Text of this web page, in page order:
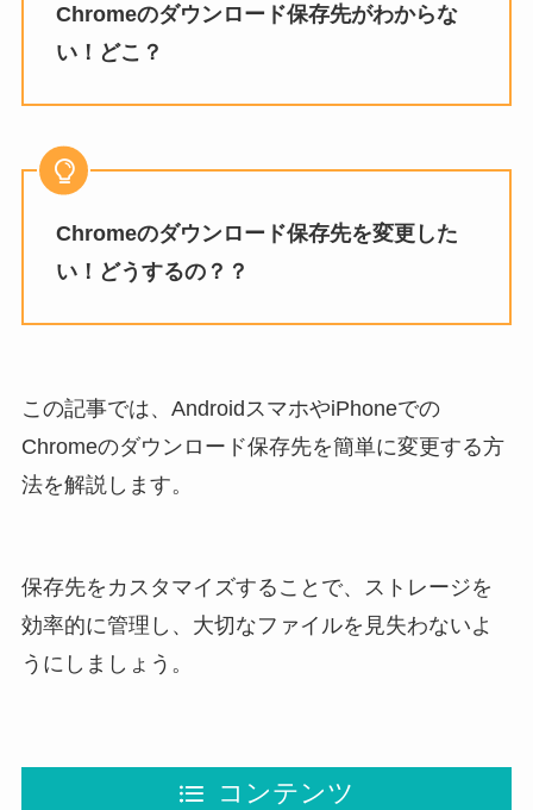
Chromeのダウンロード保存先がわからな
い！どこ？
Chromeのダウンロード保存先を変更した
い！どうするの？？
この記事では、AndroidスマホやiPhoneでの
Chromeのダウンロード保存先を簡単に変更する方
法を解説します。
保存先をカスタマイズすることで、ストレージを
効率的に管理し、大切なファイルを見失わないよ
うにしましょう。
コンテンツ